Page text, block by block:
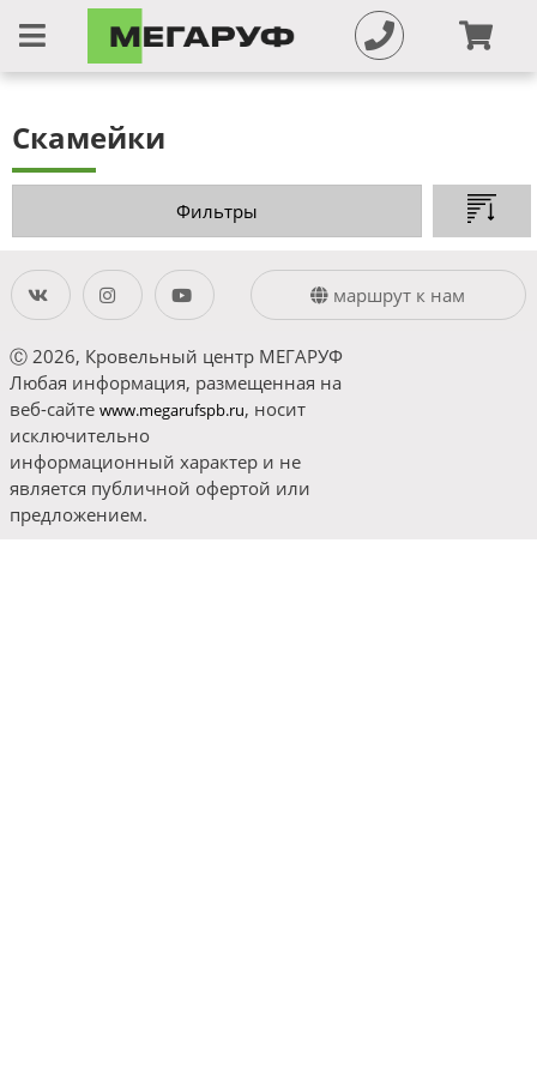
Скамейки
Фильтры
маршрут к нам
Ⓒ 2026, Кровельный центр МЕГАРУФ
Любая информация, размещенная на
веб-сайте www.megarufspb.ru, носит
исключительно
информационный характер и не
является публичной офертой или
предложением.